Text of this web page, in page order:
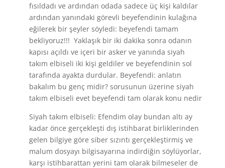
fısıldadı ve ardından odada sadece üç kişi kaldılar
ardından yanındaki görevli beyefendinin kulağına
eğilerek bir şeyler söyledi: beyefendi tamam
bekliyoruz!!! Yaklaşık bir iki dakika sonra odanın
kapısı açıldı ve içeri bir asker ve yanında siyah
takım elbiseli iki kişi geldiler ve beyefendinin sol
tarafında ayakta durdular. Beyefendi: anlatın
bakalım bu genç midir? sorusunun üzerine siyah
takım elbiseli evet beyefendi tam olarak konu nedir
Siyah takım elbiseli: Efendim olay bundan altı ay
kadar önce gerçekleşti dış istihbarat birliklerinden
gelen bilgiye göre siber sızıntı gerçekleştirmiş ve
malum dosyayı bilgisayarına indirdiğin söylüyorlar,
karşı istihbarattan yerini tam olarak bilmeseler de